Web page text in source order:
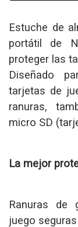
Estuche de
portátil de
proteger las
Diseñado
tarjetas de
ranuras,
micro SD
La mejor
Ranuras de
juego seguras